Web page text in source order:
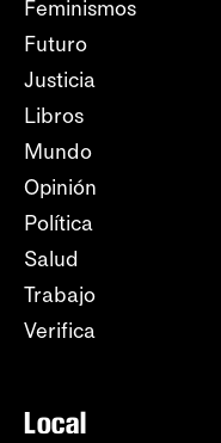
Feminismos
Futuro
Justicia
Libros
Mundo
Opinión
Política
Salud
Trabajo
Verifica
Local